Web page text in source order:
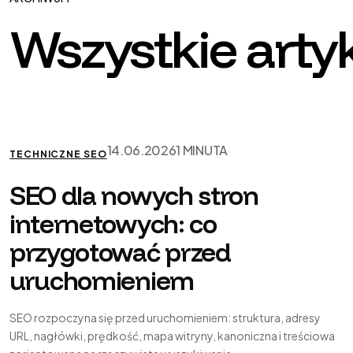
Wszystkie
TECHNICZNE SEO14.06.20261 MINUTA
SEO dla nowych stron
internetowych: co
przygotować przed
uruchomieniem
SEO rozpoczyna się przed uruchomieniem: struktura, adresy
URL, nagłówki, prędkość, mapa witryny, kanoniczna i treściowa